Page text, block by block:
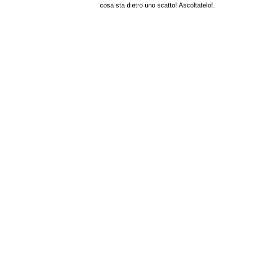
cosa sta dietro uno scatto! Ascoltatelo!.